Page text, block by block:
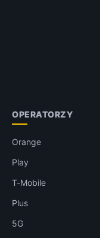
OPERATORZY
Orange
Play
T-Mobile
Plus
5G